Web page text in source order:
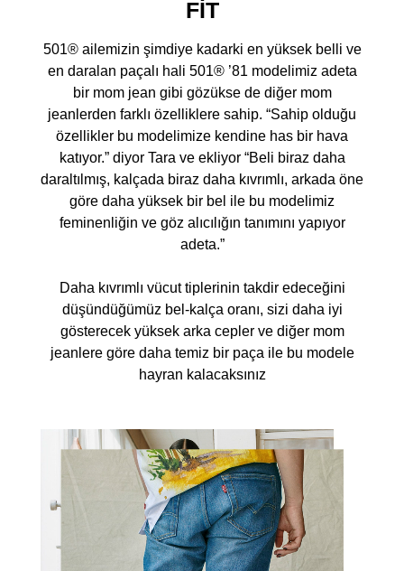
FİT
501® ailemizin şimdiye kadarki en yüksek belli ve
en daralan paçalı hali 501® ’81 modelimiz adeta
bir mom jean gibi gözükse de diğer mom
jeanlerden farklı özelliklere sahip. “Sahip olduğu
özellikler bu modelimize kendine has bir hava
katıyor.” diyor Tara ve ekliyor “Beli biraz daha
daraltılmış, kalçada biraz daha kıvrımlı, arkada öne
göre daha yüksek bir bel ile bu modelimiz
feminenliğin ve göz alıcılığın tanımını yapıyor
adeta.”
Daha kıvrımlı vücut tiplerinin takdir edeceğini
düşündüğümüz bel-kalça oranı, sizi daha iyi
gösterecek yüksek arka cepler ve diğer mom
jeanlere göre daha temiz bir paça ile bu modele
hayran kalacaksınız